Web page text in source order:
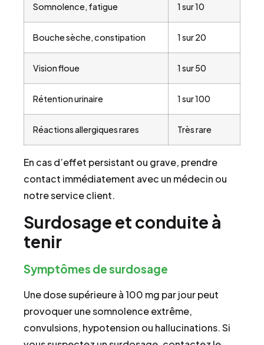
Somnolence, fatigue 1 sur 10
Bouche sèche, constipation 1 sur 20
Vision floue 1 sur 50
Rétention urinaire 1 sur 100
Réactions allergiques rares Très rare
En cas d’effet persistant ou grave, prendre
contact immédiatement avec un médecin ou
notre service client.
Surdosage et conduite à
tenir
Symptômes de surdosage
Une dose supérieure à 100 mg par jour peut
provoquer une somnolence extrême,
convulsions, hypotension ou hallucinations. Si